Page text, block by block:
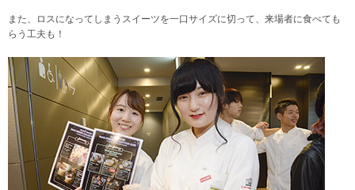
また、ロスになってしまうスイーツを一口サイズに切って、来場者に食べても
らう工夫も！